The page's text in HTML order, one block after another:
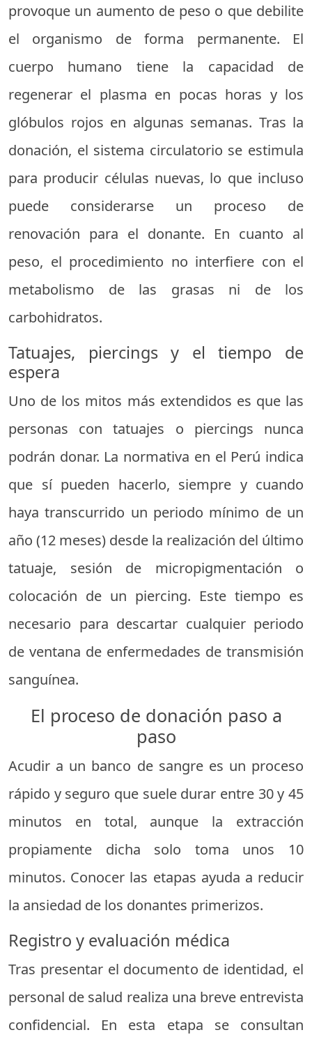
provoque un aumento de peso o que debilite
el organismo de forma permanente. El
cuerpo humano tiene la capacidad de
regenerar el plasma en pocas horas y los
glóbulos rojos en algunas semanas. Tras la
donación, el sistema circulatorio se estimula
para producir células nuevas, lo que incluso
puede considerarse un proceso de
renovación para el donante. En cuanto al
peso, el procedimiento no interfiere con el
metabolismo de las grasas ni de los
carbohidratos.
Tatuajes, piercings y el tiempo de
espera
Uno de los mitos más extendidos es que las
personas con tatuajes o piercings nunca
podrán donar. La normativa en el Perú indica
que sí pueden hacerlo, siempre y cuando
haya transcurrido un periodo mínimo de un
año (12 meses) desde la realización del último
tatuaje, sesión de micropigmentación o
colocación de un piercing. Este tiempo es
necesario para descartar cualquier periodo
de ventana de enfermedades de transmisión
sanguínea.
El proceso de donación paso a
paso
Acudir a un banco de sangre es un proceso
rápido y seguro que suele durar entre 30 y 45
minutos en total, aunque la extracción
propiamente dicha solo toma unos 10
minutos. Conocer las etapas ayuda a reducir
la ansiedad de los donantes primerizos.
Registro y evaluación médica
Tras presentar el documento de identidad, el
personal de salud realiza una breve entrevista
confidencial. En esta etapa se consultan